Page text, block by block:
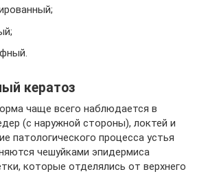
кератоз
чаще всего наблюдается в
(с наружной стороны), локтей и
патологического процесса устья
чешуйками эпидермиса
которые отделялись от верхнего